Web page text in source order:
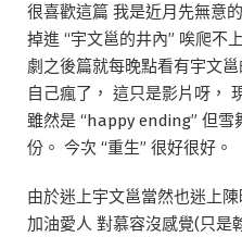
很喜歡這篇 我是近月先無意
掉進 “宇文邕的井內” 唉爬不
劇之後篇就每晚點看有宇文
自己瘋了， 這只是影片呀，
雖然是 “happy ending” 但雪
份。 今次 “重生” 很好很好。
由於迷上宇文邕當然也迷上
加油愛人 對慕容沒感覺(只是